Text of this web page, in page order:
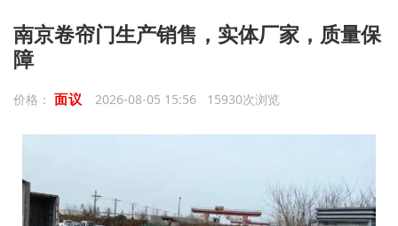
南京卷帘门生产销售，实体厂家，质量保
障
价格： 面议 2026-08-05 15:56 15930次浏览